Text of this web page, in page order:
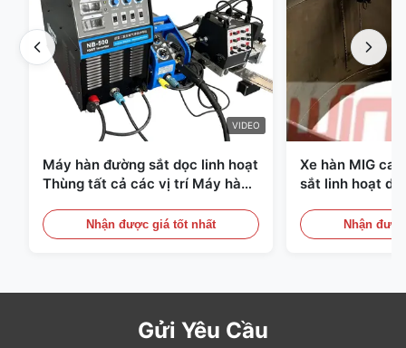
VIDEO
Máy hàn đường sắt dọc linh hoạt
Thùng tất cả các vị trí Máy hàn
Nhận được giá tốt nhất
Xe hàn MIG
sắt linh hoạt
áp suấtNhận
Gửi Yêu Cầu